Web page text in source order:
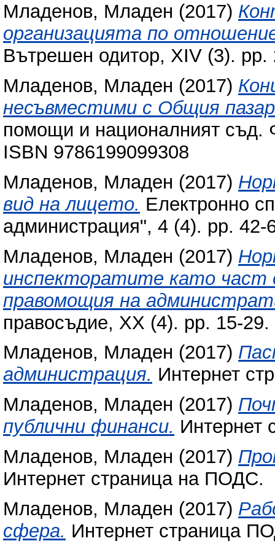
Младенов, Младен (2017)
организацията по
Вътрешен одитор, XIV (3). pp.
Младенов, Младен (2017)
несъвместими с Общия
помощи и националният съд.
ISBN 9786199099308
Младенов, Младен (2017)
вид на лицето. Електронно
администрация", 4 (4). pp. 42-
Младенов, Младен (2017)
инспекторатите като част
правомощия на
правосъдие, XX (4). pp. 15-
Младенов, Младен (2017)
администрация. Интернет
Младенов, Младен (2017)
публични финанси. Интернет
Младенов, Младен (2017)
Интернет страница на ПОДС.
Младенов, Младен (2017)
сфера. Интернет страница